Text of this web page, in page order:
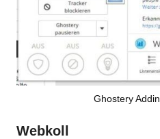
Ghostery
Webkoll